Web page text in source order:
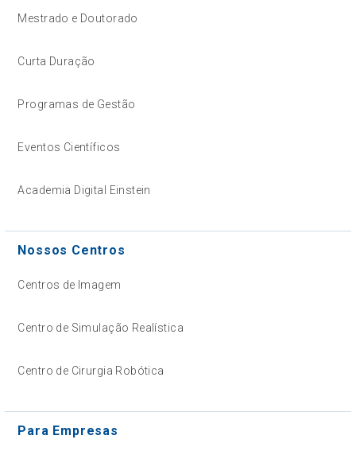
Mestrado e Doutorado
Curta Duração
Programas de Gestão
Eventos Científicos
Academia Digital Einstein
Nossos Centros
Centros de Imagem
Centro de Simulação Realística
Centro de Cirurgia Robótica
Para Empresas